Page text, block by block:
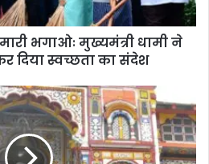
भगाओः मुख्यमंत्री धामी ने
दिया स्वच्छता का संदेश